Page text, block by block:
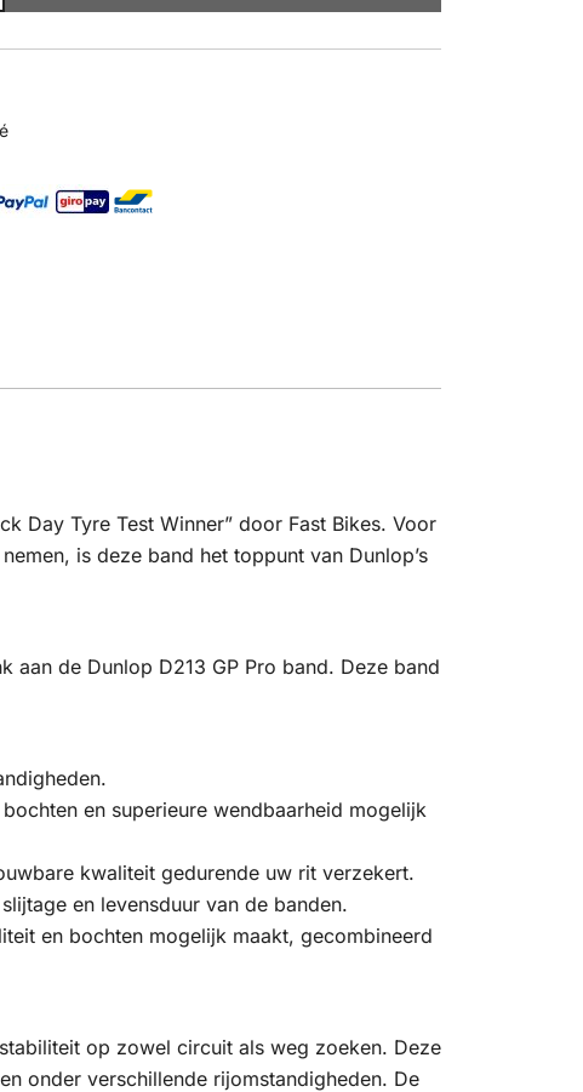
Day Tyre Test Winner” door Fast Bikes. Voor
is deze band het toppunt van Dunlop’s
de Dunlop D213 GP Pro band. Deze band
en superieure wendbaarheid mogelijk
kwaliteit gedurende uw rit verzekert.
en levensduur van de banden.
en bochten mogelijk maakt, gecombineerd
op zowel circuit als weg zoeken. Deze
onder verschillende rijomstandigheden. De